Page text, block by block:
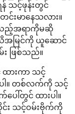
န် သင့်ဖုန်းတွင်
င်းမာနေသလား။
ည်သည့်အရာကိုမဆို
သိအမြင်ကို ယူဆောင်
ဖြစ်သည်။
ထားကာ သင့်
းပါ။ တစ်လက်ကို သင့်
ါ်တွင် ထားပါ။
း သင့်ဝမ်းဗိုက်ကို